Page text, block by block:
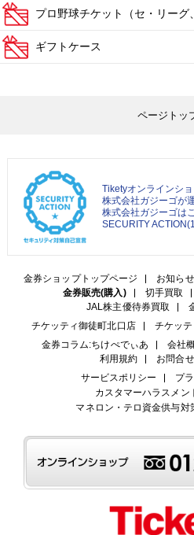
プロ野球チケット（セ・リーグ
ギフトケース
ページトッ
Tiketyオンラインシ
株式会社ガジーゴが
株式会社ガジーゴは
SECURITY
金券ショップトップページ お知ら
金券販売(購入)
切手買取
JAL株主優待券買取
チケッティ御徒町北口店
チケッ
金券コラム:ちけぺでぃあ
会社
利用規約
お問合せ
サービスポリシー
プ
カスタマーハラスメン
マネロン・テロ資金供与対